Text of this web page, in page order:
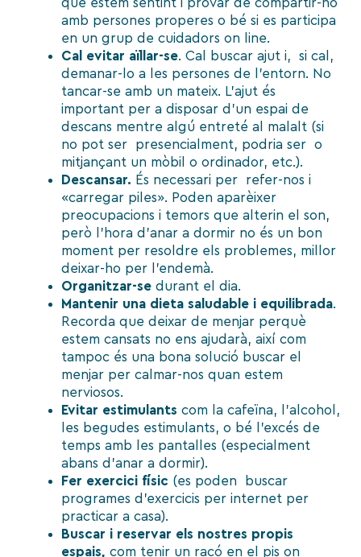
que estem sentint i provar de compartir-ho
amb persones properes o bé si es participa
en un grup de cuidadors on line.
Cal evitar aïllar-se. Cal buscar ajut i,
si cal,
demanar-lo a les persones de l’entorn. No
tancar-se amb un mateix. L’ajut és
important per a disposar d’un espai de
descans mentre algú entreté al malalt (si
no pot ser
presencialment, podria ser o
mitjançant un mòbil o ordinador, etc.).
Descansar. És necessari per
refer-nos i
«carregar piles». Poden aparèixer
preocupacions i temors que alterin el son,
però l’hora d’anar a dormir no és un bon
moment per resoldre els problemes, millor
deixar-ho per l’endemà.
Organitzar-se durant el dia.
Mantenir una dieta saludable i equilibrada.
Recorda que deixar de menjar perquè
estem cansats no ens ajudarà, així com
tampoc és una bona solució buscar el
menjar per calmar-nos quan estem
nerviosos.
Evitar estimulants com la cafeïna, l’alcohol,
les begudes estimulants, o bé l’excés de
temps amb les pantalles (especialment
abans d’anar a dormir).
Fer exercici físic (es poden
buscar
programes d’exercicis per internet per
practicar a casa).
Buscar i reservar els nostres propis
espais, com tenir un racó en el pis on